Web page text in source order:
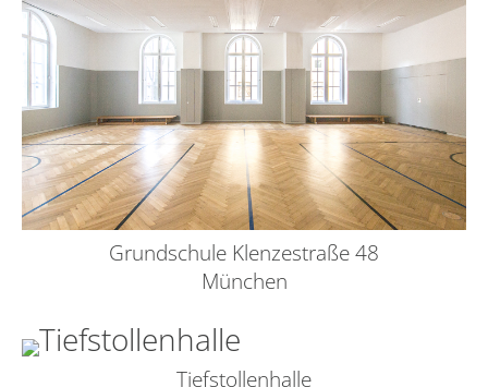
Grundschule Klenzestraße 48
München
Tiefstollenhalle